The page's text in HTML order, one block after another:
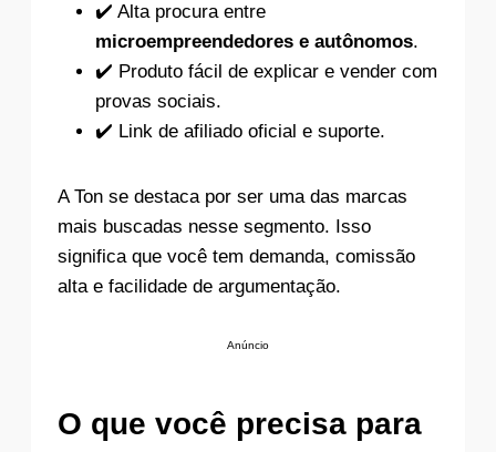
✔️ Alta procura entre
microempreendedores e autônomos.
✔️ Produto fácil de explicar e vender com
provas sociais.
✔️ Link de afiliado oficial e suporte.
A Ton se destaca por ser uma das marcas
mais buscadas nesse segmento. Isso
significa que você tem demanda, comissão
alta e facilidade de argumentação.
Anúncio
O que você precisa para